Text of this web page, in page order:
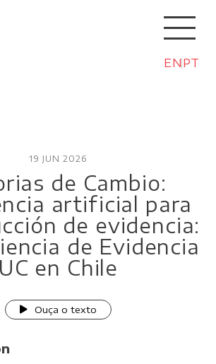
EN PT
19 JUN 2026
de Cambio:
artificial para
de evidencia:
de Evidencia
UC en Chile
Ouça o texto